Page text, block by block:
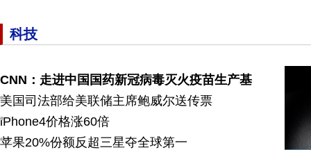
科技
CNN：走进中国国药新冠病毒灭火疫苗生产基
美国司法部给美联储主席鲍威尔送传票
iPhone4价格涨60倍
苹果20%份额反超三星夺全球第一